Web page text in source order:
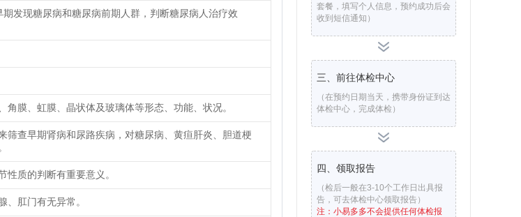
发现糖尿病和糖尿病前期人群，判断糖尿病人治疗效
角膜、虹膜、晶状体及玻璃体等形态、功能、状况。
筛查早期肾病和尿路疾病，对糖尿病、黄疸肝炎、胆道梗
性质的判断有重要意义。
、肛门有无异常。
套餐，填写个人信息，预约成功后会
收到短信通知）
三、前往体检中心
（在预约日期当天，携带身份证到达
体检中心，完成体检）
四、领取报告
（检后一般在3-10个工作日出具报
告，可去体检中心领取报告）
注：小易多多不会提供任何体检报